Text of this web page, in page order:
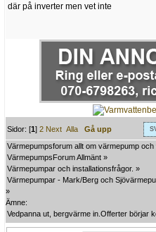
där på inverter men vet inte
Sidor: [1]2 Next Alla
Gå upp
Värmepumpsforum allt om värmepump
VärmepumpsForum Allmänt »
Värmepumpar och installationsfrågor. »
Värmepumpar - Mark/Berg och
»
Ämne:
Vedpanna ut, bergvärme in.Offerter börjar